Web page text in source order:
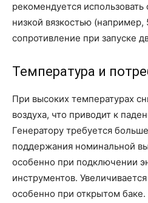
рекомендуется
низкой вязкостью (например,
сопротивление при запуске
Температура и
При высоких температурах
воздуха, что приводит к
Генератору требуется
поддержания номинальной
особенно при подключении
инструментов.
особенно при открытом баке.